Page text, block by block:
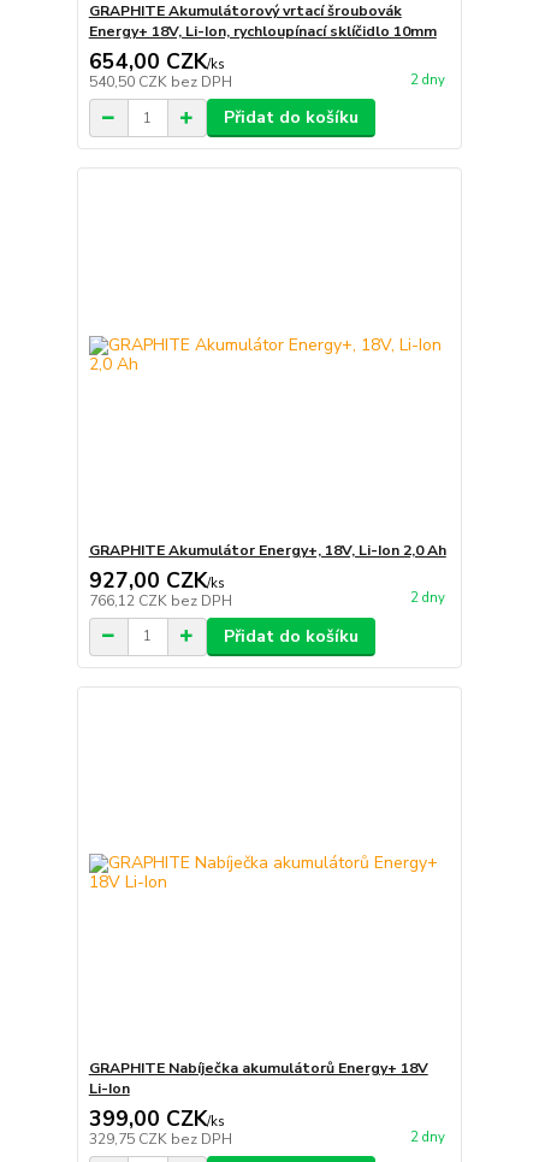
GRAPHITE Akumulátorový vrtací šroubovák
Energy+ 18V, Li-Ion, rychloupínací sklíčidlo 10mm
654,00 CZK/ks
540,50 CZK bez DPH 2 dny
Přidat do košíku
GRAPHITE Akumulátor Energy+, 18V, Li-Ion 2,0 Ah
927,00 CZK/ks
766,12 CZK bez DPH 2 dny
Přidat do košíku
GRAPHITE Nabíječka akumulátorů Energy+ 18V
Li-Ion
399,00 CZK/ks
329,75 CZK bez DPH 2 dny